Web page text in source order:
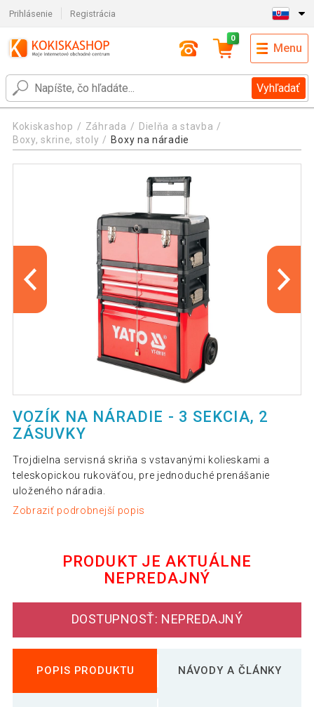
Prihlásenie Registrácia
Vyhľadať
0
Menu
Kokiskashop Záhrada
Dielňa a stavba
Boxy, skrine, stoly
Boxy na náradie
VOZÍK NA NÁRADIE - 3 SEKCIA, 2
ZÁSUVKY
Trojdielna servisná skriňa s vstavanými kolieskami a
teleskopickou rukoväťou, pre jednoduché prenášanie
uloženého náradia.
Zobraziť podrobnejší popis
PRODUKT JE AKTUÁLNE
NEPREDAJNÝ
DOSTUPNOSŤ: NEPREDAJNÝ
POPIS PRODUKTU NÁVODY A ČLÁNKY